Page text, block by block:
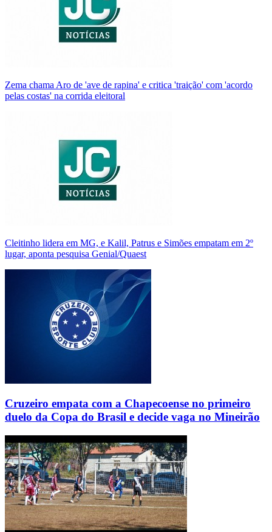
Zema chama Aro de 'ave de rapina' e critica 'traição' com 'acordo
pelas costas' na corrida eleitoral
Cleitinho lidera em MG, e Kalil, Patrus e Simões empatam em 2º
lugar, aponta pesquisa Genial/Quaest
Cruzeiro empata com a Chapecoense no primeiro
duelo da Copa do Brasil e decide vaga no Mineirão